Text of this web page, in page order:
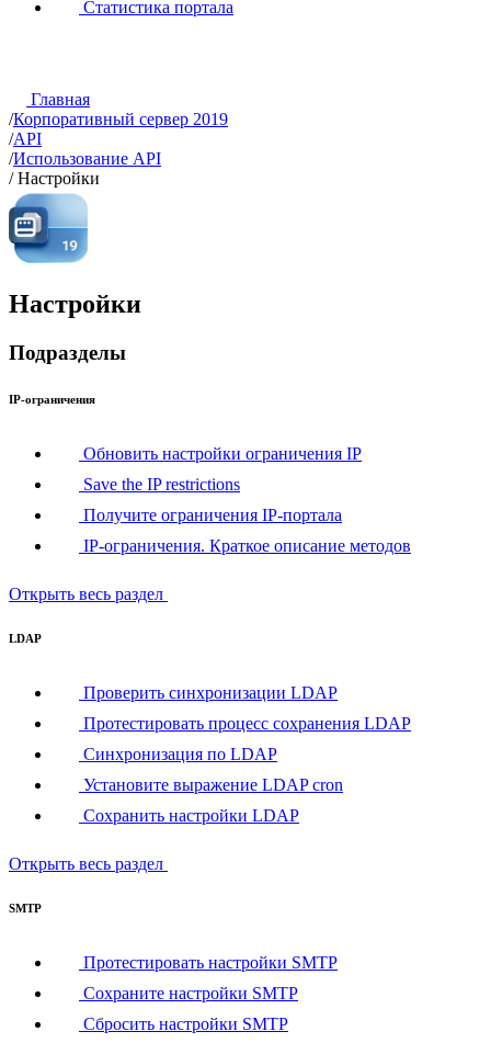
Статистика портала
Главная
/Корпоративный сервер 2019
/API
/Использование API
/ Настройки
Настройки
Подразделы
IP-ограничения
Обновить настройки ограничения IP
Save the IP restrictions
Получите ограничения IP-портала
IP-ограничения. Краткое описание методов
Открыть весь раздел
LDAP
Проверить синхронизации LDAP
Протестировать процесс сохранения LDAP
Синхронизация по LDAP
Установите выражение LDAP cron
Сохранить настройки LDAP
Открыть весь раздел
SMTP
Протестировать настройки SMTP
Сохраните настройки SMTP
Сбросить настройки SMTP